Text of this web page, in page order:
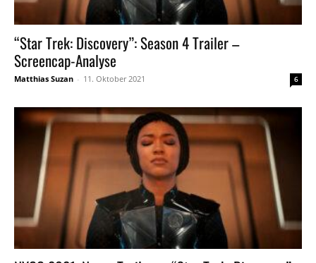
“Star Trek: Discovery”: Season 4 Trailer –
Screencap-Analyse
Matthias Suzan - 11. Oktober 2021 6